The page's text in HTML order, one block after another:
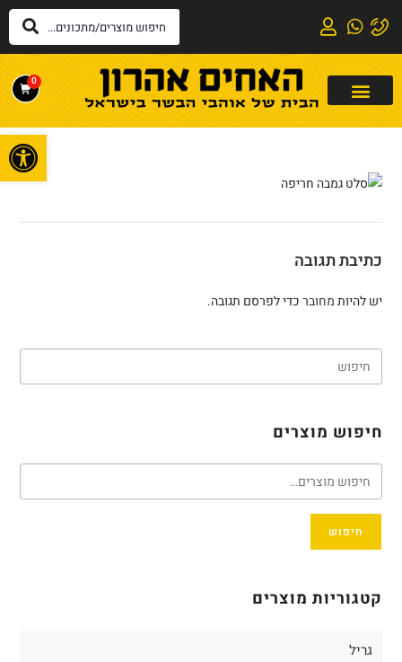
0
כתיבת תגובה
יש להיותמחוברכדי לפרסם תגובה.
חיפוש מוצרים
חיפוש
קטגוריות מוצרים
גריל